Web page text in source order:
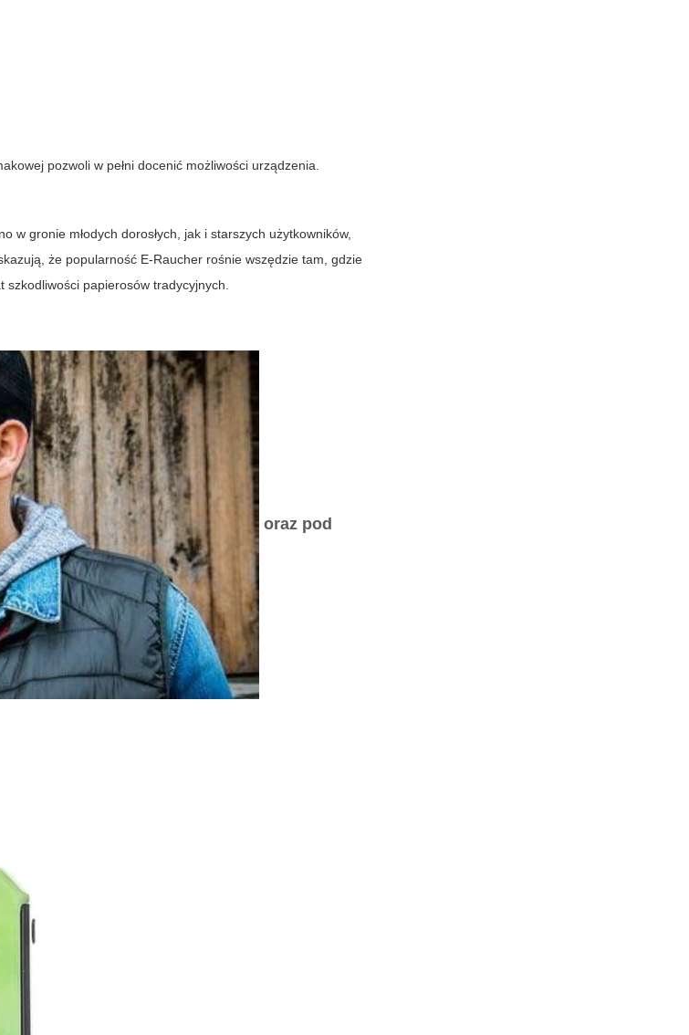
pozwoli w pełni docenić możliwości urządzenia.
w gronie młodych dorosłych, jak i starszych użytkowników,
że popularność E-Raucher rośnie wszędzie tam, gdzie
papierosów tradycyjnych.
oraz pod